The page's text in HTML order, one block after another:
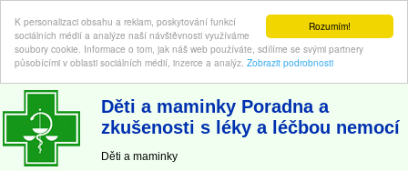
Rozumím!
K personalizaci obsahu a reklam, poskytování funkcí
sociálních médií a analýze naší návštěvnosti využíváme
soubory cookie. Informace o tom, jak náš web používáte, sdílíme se svými partnery
působícími v oblasti sociálních médií, inzerce a analýz. Zobrazit podrobnosti
ABC-LEKARNA.cz | Poradna a zkušenosti s léky a léčbou nemocí
Děti a maminky Poradna a
zkušenosti s léky a léčbou nemocí
Děti a maminky